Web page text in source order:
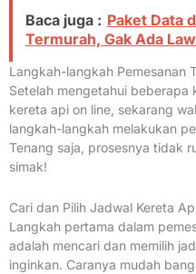
Baca juga : Paket Data
Termurah, Gak Ada
Langkah-langkah Pemesanan
Setelah mengetahui
kereta api on line, sekarang
langkah-langkah melakukan
Tenang saja, prosesnya tidak
simak!
Cari dan Pilih Jadwal Kereta
Langkah pertama dalam
adalah mencari dan memilih
inginkan. Caranya mudah